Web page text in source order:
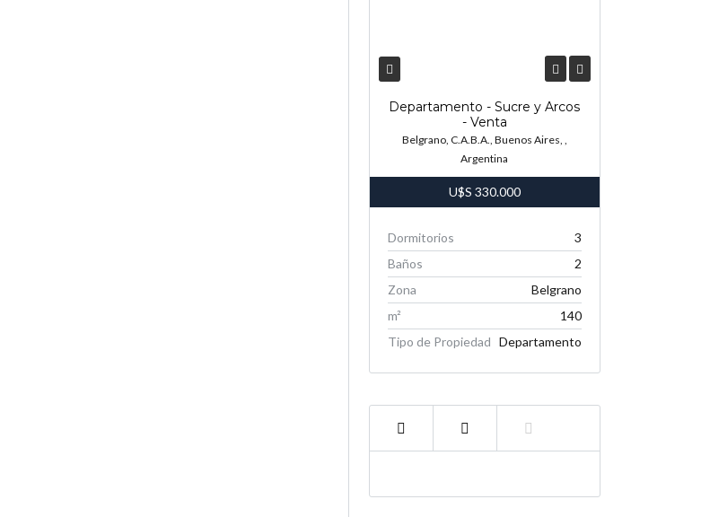
Departamento - Sucre y Arcos
- Venta
Belgrano, C.A.B.A., Buenos Aires, ,
Argentina
U$S 330.000
Dormitorios
3
Baños
2
Zona
Belgrano
m²
140
Tipo de Propiedad Departamento